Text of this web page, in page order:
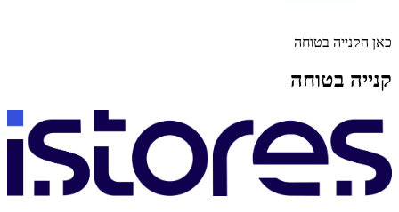
כאן הקנייה בטוחה
קנייה בטוחה